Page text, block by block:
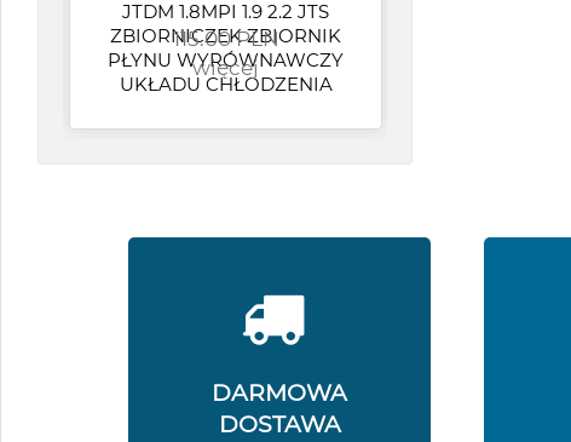
JTDM 1.8MPI 1.9 2.2 JTS
ZBIORNICZEK ZBIORNIK
PŁYNU WYRÓWNAWCZY
UKŁADU CHŁODZENIA
115.00 PLN
więcej
DARMOWA
DOSTAWA